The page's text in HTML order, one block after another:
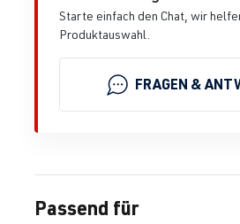
Starte einfach den Chat, wir
Produktauswahl.
FRAGEN &
Passend für